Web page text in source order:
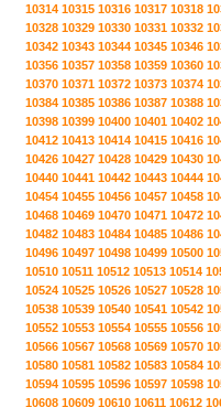
10314 10315 10316 10317 10318
10328 10329 10330 10331 10332
10342 10343 10344 10345 10346
10356 10357 10358 10359 10360
10370 10371 10372 10373 10374
10384 10385 10386 10387 10388
10398 10399 10400 10401 10402
10412 10413 10414 10415 10416
10426 10427 10428 10429 10430
10440 10441 10442 10443 10444
10454 10455 10456 10457 10458
10468 10469 10470 10471 10472
10482 10483 10484 10485 10486
10496 10497 10498 10499 10500
10510 10511 10512 10513 10514
10524 10525 10526 10527 10528
10538 10539 10540 10541 10542
10552 10553 10554 10555 10556
10566 10567 10568 10569 10570
10580 10581 10582 10583 10584
10594 10595 10596 10597 10598
10608 10609 10610 10611 10612